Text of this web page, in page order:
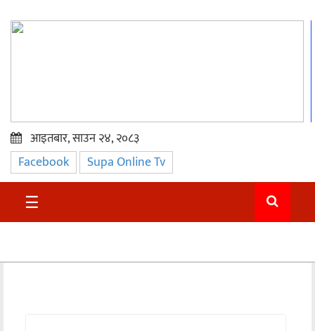
प्रमुख
समाचार
सुदुर
आइतबार, साउन २४, २०८३
Facebook Supa Online Tv
☰